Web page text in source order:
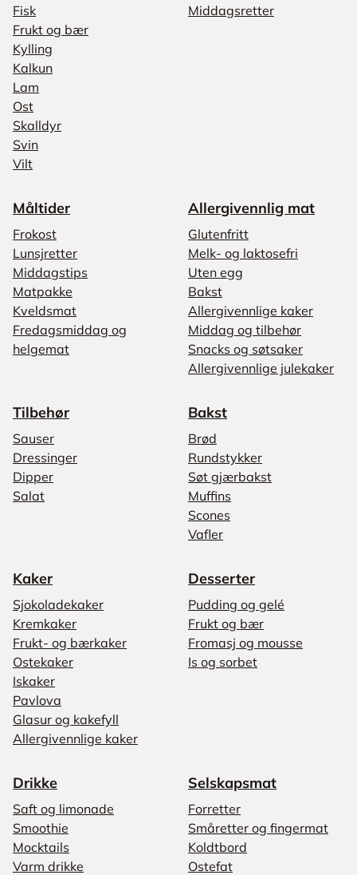
Fisk
Frukt og bær
Kylling
Kalkun
Lam
Ost
Skalldyr
Svin
Vilt
Middagsretter
Måltider
Frokost
Lunsjretter
Middagstips
Matpakke
Kveldsmat
Fredagsmiddag og
helgemat
Allergivennlig mat
Glutenfritt
Melk- og laktosefri
Uten egg
Bakst
Allergivennlige kaker
Middag og tilbehør
Snacks og søtsaker
Allergivennlige julekaker
Tilbehør
Sauser
Dressinger
Dipper
Salat
Bakst
Brød
Rundstykker
Søt gjærbakst
Muffins
Scones
Vafler
Kaker
Sjokoladekaker
Kremkaker
Frukt- og bærkaker
Ostekaker
Iskaker
Pavlova
Glasur og kakefyll
Allergivennlige kaker
Desserter
Pudding og gelé
Frukt og bær
Fromasj og mousse
Is og sorbet
Drikke
Saft og limonade
Smoothie
Mocktails
Varm drikke
Selskapsmat
Forretter
Småretter og fingermat
Koldtbord
Ostefat